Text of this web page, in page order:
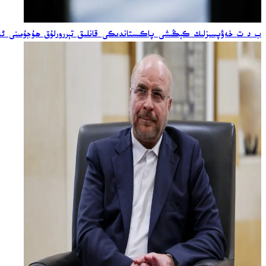
ب د ت خەۋپسىزلىك كېڭىشى پاكىستاندىكى قانلىق تېررورلۇق ھۇجۇمىنى